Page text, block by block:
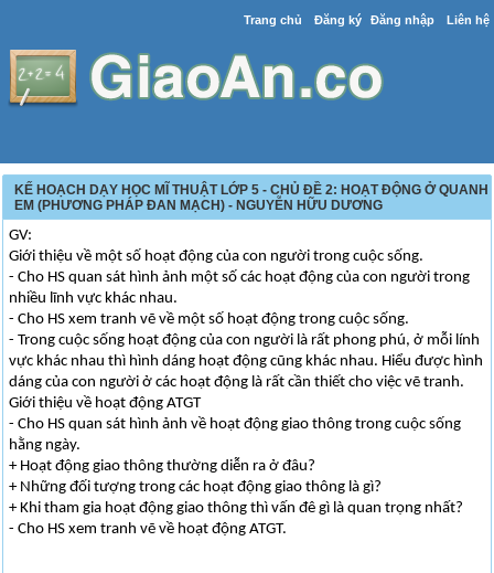
Trang chủ Đăng ký Đăng nhập Liên hệ
KẾ HOẠCH DẠY HỌC MĨ THUẬT LỚP 5 - CHỦ ĐỀ 2: HOẠT ĐỘNG Ở QUANH
EM (PHƯƠNG PHÁP ĐAN MẠCH) - NGUYỄN HỮU DƯƠNG
GV:
Giới thiệu về một số hoạt động của con người trong cuộc sống.
- Cho HS quan sát hình ảnh một số các hoạt động của con người trong
nhiều lĩnh vực khác nhau.
- Cho HS xem tranh vẽ về một số hoạt động trong cuộc sống.
- Trong cuộc sống hoạt động của con người là rất phong phú, ở mỗi lính
vực khác nhau thì hình dáng hoạt động cũng khác nhau. Hiểu được hình
dáng của con người ở các hoạt động là rất cần thiết cho việc vẽ tranh.
Giới thiệu về hoạt động ATGT
- Cho HS quan sát hình ảnh về hoạt động giao thông trong cuộc sống
hằng ngày.
+ Hoạt động giao thông thường diễn ra ở đâu?
+ Những đối tượng trong các hoạt động giao thông là gì?
+ Khi tham gia hoạt động giao thông thì vấn đê gì là quan trọng nhất?
- Cho HS xem tranh vẽ về hoạt động ATGT.